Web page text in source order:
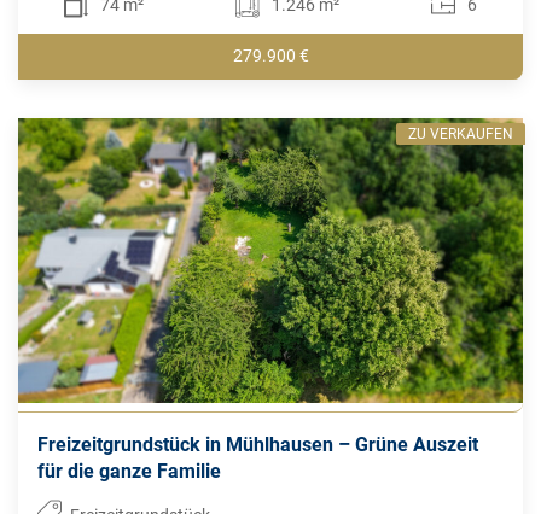
74 m² 1.246 m² 6
279.900 €
Freizeitgrundstück in Mühlhausen – Grüne Auszeit
für die ganze Familie
ZU VERKAUFEN